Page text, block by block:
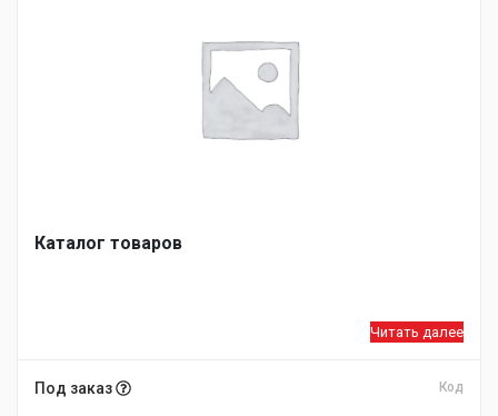
Каталог товаров
Читать далее
Под заказ Код